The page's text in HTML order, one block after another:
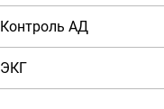
Контроль АД
ЭКГ